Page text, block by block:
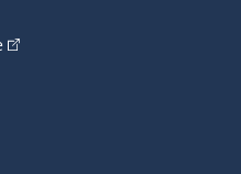
hyperlien externe s'ouvrira
(Cet hyperlien externe
externe s'ouvrira dans une